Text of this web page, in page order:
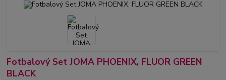
Fotbalový Set JOMA PHOENIX, FLUOR GREEN
BLACK